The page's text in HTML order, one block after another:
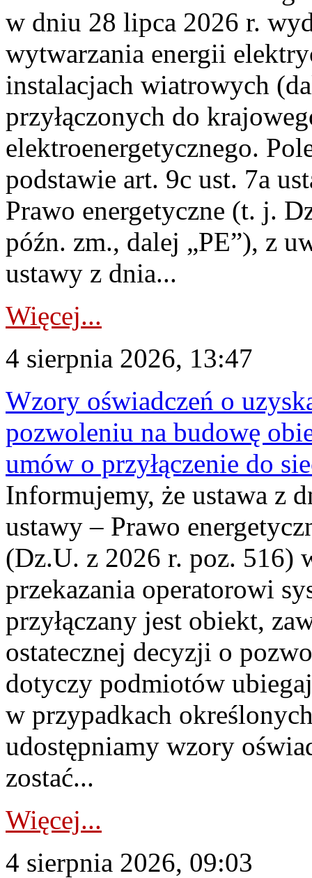
w dniu 28 lipca 2026 r.
wytwarzania energii
instalacjach wiatrowych
przyłączonych do
elektroenergetycznego.
podstawie art. 9c ust. 7a
Prawo energetyczne (t. j.
późn. zm., dalej „PE”), z
ustawy z dnia...
Więcej...
4 sierpnia 2026, 13:47
Wzory oświadczeń o
pozwoleniu na budowę
umów o przyłączenie do
Informujemy, że ustawa z
ustawy – Prawo
(Dz.U. z 2026 r. poz. 516)
przekazania operatorowi
przyłączany jest obiekt,
ostatecznej decyzji o
dotyczy podmiotów
w przypadkach
udostępniamy wzory
zostać...
Więcej...
4 sierpnia 2026, 09:03